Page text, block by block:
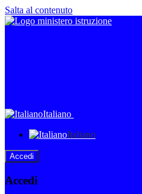
Salta al contenuto
Italiano
Italiano
Accedi
Accedi